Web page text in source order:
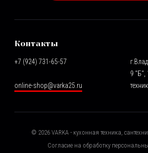
Контакты
+7 (924) 731-65-57
online-shop@varka25.ru
9 "Б",
© 2026VARKA - кухонная техника,
Согласие на обработку